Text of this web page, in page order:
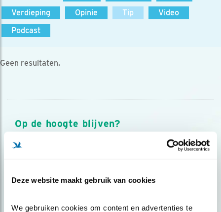
Deze website maakt gebruik van cookies
We gebruiken cookies om content en advertenties te
Verdieping
Opinie Tip
Video
Podcast
Geen resultaten.
Op de hoogte blijven?
Meld je aan en ontvang nieuws, inspiratie, acties en tips
over vogels en activiteiten van Vogelbescherming.